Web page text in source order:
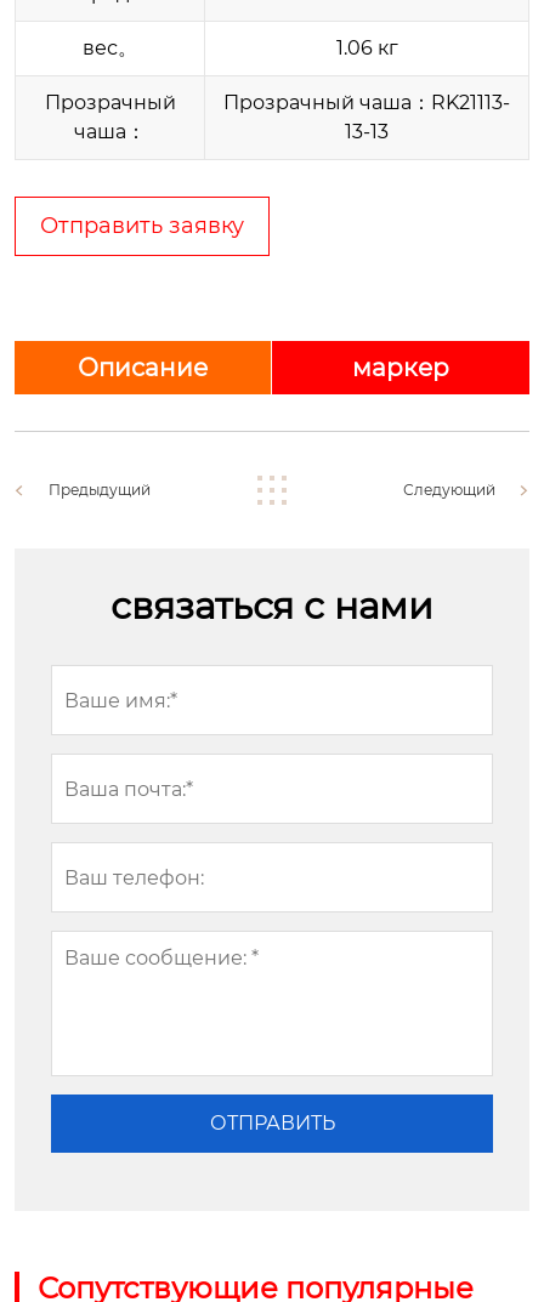
вес‌。 1.06 кг
Прозрачный
чаша：
Прозрачный чаша：RK21113-
13-13
Отправить заявку
Описание маркер
Предыдущий Следующий
связаться с нами
Сопутствующие популярные